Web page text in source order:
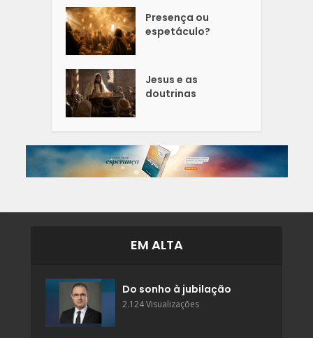
Presença ou
espetáculo?
Jesus e as
doutrinas
EM ALTA
Do sonho à jubilação
2.124 Visualizações